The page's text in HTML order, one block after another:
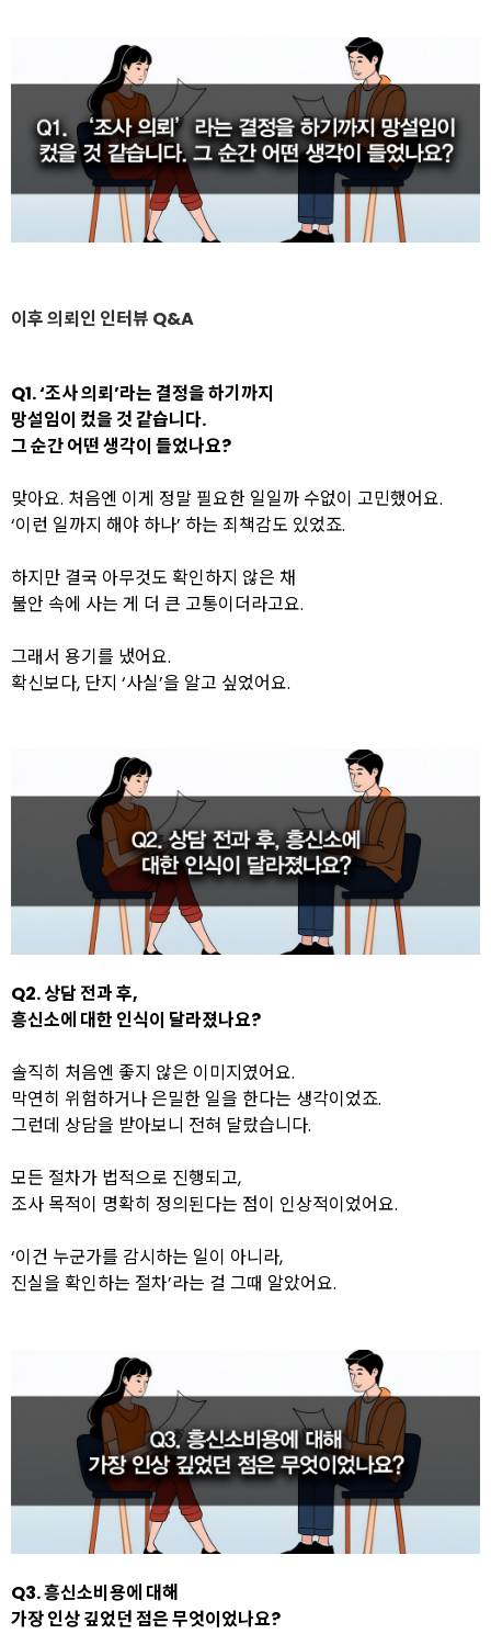
이후 의뢰인 인터뷰 Q&A
Q1. ‘조사 의뢰’라는 결정을 하기까지
망설임이 컸을 것 같습니다.
그 순간 어떤 생각이 들었나요?
맞아요. 처음엔 이게 정말 필요한 일일까 수없이 고민했어요.
‘이런 일까지 해야 하나’ 하는 죄책감도 있었죠.
하지만 결국 아무것도 확인하지 않은 채
불안 속에 사는 게 더 큰 고통이더라고요.
그래서 용기를 냈어요.
확신보다, 단지 ‘사실’을 알고 싶었어요.
Q2. 상담 전과 후,
흥신소에 대한 인식이 달라졌나요?
솔직히 처음엔 좋지 않은 이미지였어요.
막연히 위험하거나 은밀한 일을 한다는 생각이었죠.
그런데 상담을 받아보니 전혀 달랐습니다.
모든 절차가 법적으로 진행되고,
조사 목적이 명확히 정의된다는 점이 인상적이었어요.
‘이건 누군가를 감시하는 일이 아니라,
진실을 확인하는 절차’라는 걸 그때 알았어요.
Q3. 흥신소비용에 대해
가장 인상 깊었던 점은 무엇이었나요?